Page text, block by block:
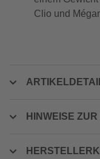
Clio und
HINWEISE